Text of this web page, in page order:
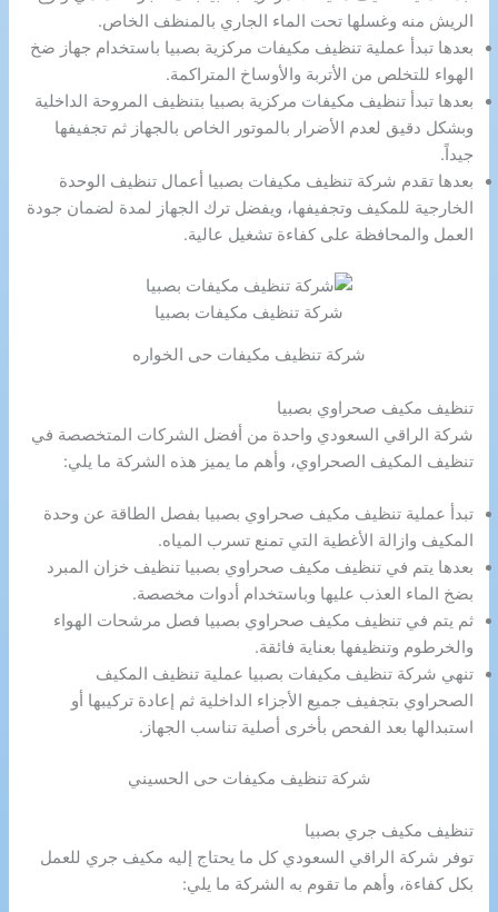
الريش منه وغسلها تحت الماء الجاري بالمنظف الخاص.
بعدها تبدأ عملية تنظيف مكيفات مركزية بصبيا باستخدام جهاز ضخ
الهواء للتخلص من الأتربة والأوساخ المتراكمة.
بعدها تبدأ تنظيف مكيفات مركزية بصبيا بتنظيف المروحة الداخلية
وبشكل دقيق لعدم الأضرار بالموتور الخاص بالجهاز ثم تجفيفها
جيداً.
بعدها تقدم شركة تنظيف مكيفات بصبيا أعمال تنظيف الوحدة
الخارجية للمكيف وتجفيفها، ويفضل ترك الجهاز لمدة لضمان جودة
العمل والمحافظة على كفاءة تشغيل عالية.
شركة تنظيف مكيفات بصبيا
شركة تنظيف مكيفات حى الخواره
تنظيف مكيف صحراوي بصبيا
شركة الراقي السعودي واحدة من أفضل الشركات المتخصصة في
تنظيف المكيف الصحراوي، وأهم ما يميز هذه الشركة ما يلي:
تبدأ عملية تنظيف مكيف صحراوي بصبيا بفصل الطاقة عن وحدة
المكيف وازالة الأغطية التي تمنع تسرب المياه.
بعدها يتم في تنظيف مكيف صحراوي بصبيا تنظيف خزان المبرد
بضخ الماء العذب عليها وباستخدام أدوات مخصصة.
ثم يتم في تنظيف مكيف صحراوي بصبيا فصل مرشحات الهواء
والخرطوم وتنظيفها بعناية فائقة.
تنهي شركة تنظيف مكيفات بصبيا عملية تنظيف المكيف
الصحراوي بتجفيف جميع الأجزاء الداخلية ثم إعادة تركيبها أو
استبدالها بعد الفحص بأخرى أصلية تناسب الجهاز.
شركة تنظيف مكيفات حى الحسيني
تنظيف مكيف جري بصبيا
توفر شركة الراقي السعودي كل ما يحتاج إليه مكيف جري للعمل
بكل كفاءة، وأهم ما تقوم به الشركة ما يلي: